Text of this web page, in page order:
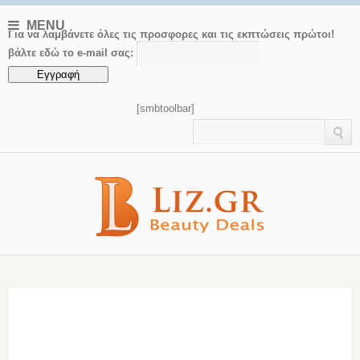
MENU
Για να λαμβάνετε όλες τις προσφορες και τις εκπτώσεις πρώτοι!
βάλτε εδώ το e-mail σας:
[smbtoolbar]